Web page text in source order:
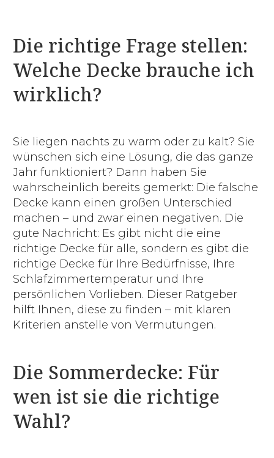
Die richtige Frage stellen:
Welche Decke brauche ich
wirklich?
Sie liegen nachts zu warm oder zu kalt? Sie
wünschen sich eine Lösung, die das ganze
Jahr funktioniert? Dann haben Sie
wahrscheinlich bereits gemerkt: Die falsche
Decke kann einen großen Unterschied
machen – und zwar einen negativen. Die
gute Nachricht: Es gibt nicht die eine
richtige Decke für alle, sondern es gibt die
richtige Decke für Ihre Bedürfnisse, Ihre
Schlafzimmertemperatur und Ihre
persönlichen Vorlieben. Dieser Ratgeber
hilft Ihnen, diese zu finden – mit klaren
Kriterien anstelle von Vermutungen.
Die Sommerdecke: Für
wen ist sie die richtige
Wahl?